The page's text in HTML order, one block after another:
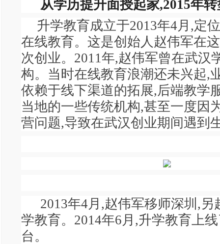
从学历提升面授起家,2015年
升学教育成立于2013年4月,定
在线教育。这是创始人赵伟军在
次创业。2011年,赵伟军曾在武汉
构。当时在线教育浪潮还未兴起,
依赖于线下渠道的拓展,后端教学
当地的一些传统机构,甚至一度因
营问题,导致在武汉创业期间遇到
2013年4月,赵伟军移师深圳,
学教育。2014年6月,升学教育上
台。